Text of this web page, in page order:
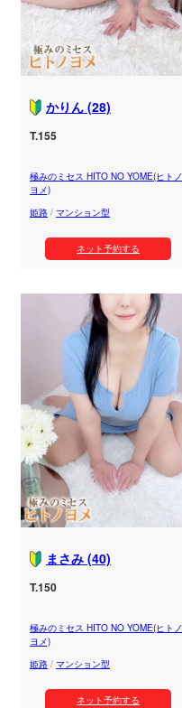
かりん (28)
T.155
極みのミセス HITO NO YOME(ヒトノ
ヨメ)
姫路 / マンション型
ネット予約する
まさみ (40)
T.150
極みのミセス HITO NO YOME(ヒトノ
ヨメ)
姫路 / マンション型
ネット予約する